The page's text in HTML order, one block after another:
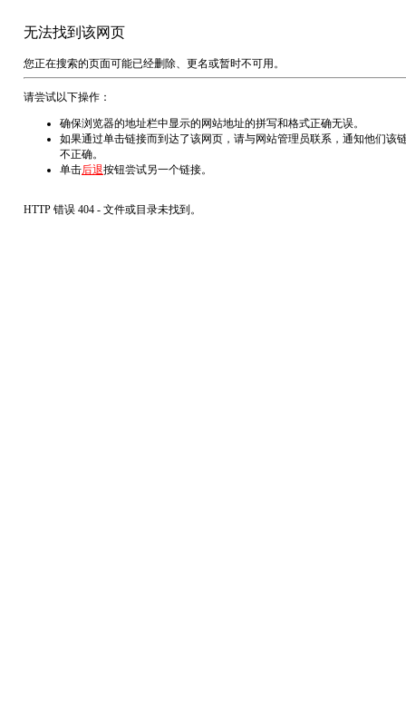
无法找到该网页
您正在搜索的页面可能已经删除、更名或暂时不可用。
请尝试以下操作：
确保浏览器的地址栏中显示的网站地址的拼写和格式正确无误。
如果通过单击链接而到达了该网页，请与网站管理员联系，通知他们该
不正确。
单击后退按钮尝试另一个链接。
HTTP 错误 404 - 文件或目录未找到。